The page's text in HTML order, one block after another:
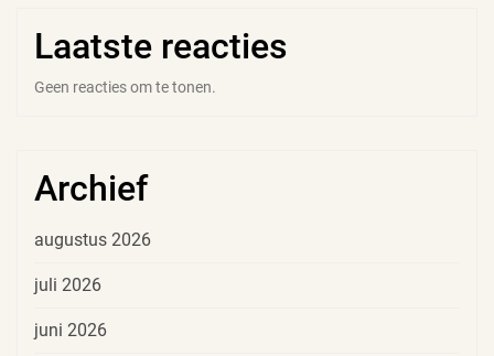
Laatste reacties
Geen reacties om te tonen.
Archief
augustus 2026
juli 2026
juni 2026